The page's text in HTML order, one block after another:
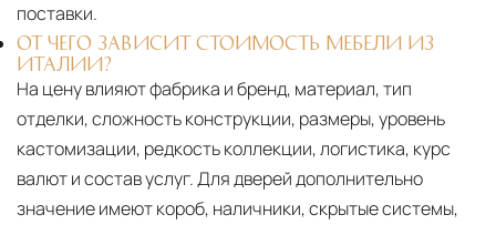
поставки.
ОТ ЧЕГО ЗАВИСИТ СТОИМОСТЬ МЕБЕЛИ ИЗ
ИТАЛИИ?
На цену влияют фабрика и бренд, материал, тип
отделки, сложность конструкции, размеры, уровень
кастомизации, редкость коллекции, логистика, курс
валют и состав услуг. Для дверей дополнительно
значение имеют короб, наличники, скрытые системы,